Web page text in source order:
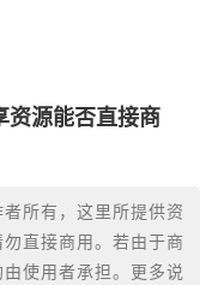
资源能否直接商
所有，这里所提供资
直接商用。若由于商
使用者承担。更多说